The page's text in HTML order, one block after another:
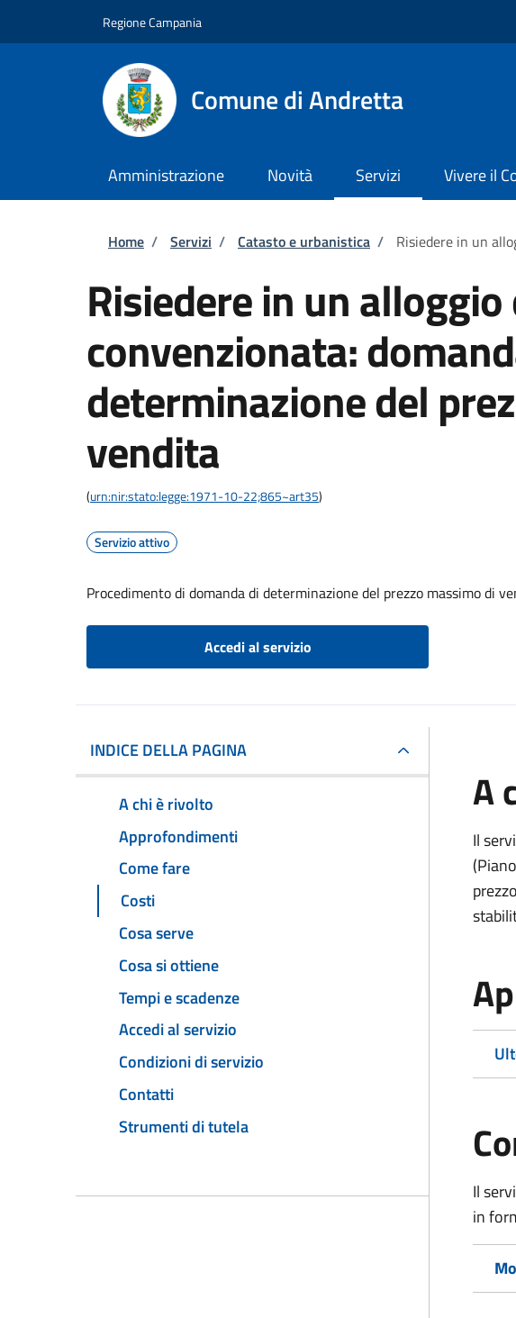
Regione Campania
Comune di Andretta
Amministrazione Novità Servizi Vivere il
Briciole di pane
Home / Servizi / Catasto e urbanistica / Risiedere in un
Risiedere in un
convenzionata:
determinazione del
vendita
(urn:nir:stato:legge:1971-10-22;865~art35)
Servizio attivo
Procedimento di domanda di determinazione del prezzo massimo di
Accedi al servizio
INDICE DELLA PAGINA
A chi è rivolto
Approfondimenti
Come fare
Costi
Cosa serve
Cosa si ottiene
Tempi e scadenze
Accedi al servizio
Condizioni di servizio
Contatti
Strumenti di tutela
A
Il
Il
in